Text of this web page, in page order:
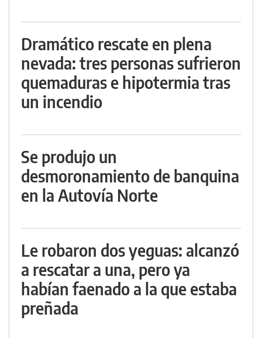
Dramático rescate en plena
nevada: tres personas sufrieron
quemaduras e hipotermia tras
un incendio
Se produjo un
desmoronamiento de banquina
en la Autovía Norte
Le robaron dos yeguas: alcanzó
a rescatar a una, pero ya
habían faenado a la que estaba
preñada